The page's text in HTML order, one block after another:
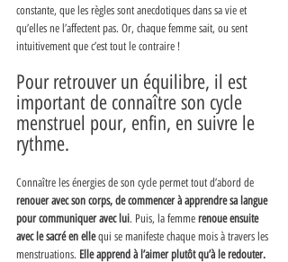
constante, que les règles sont anecdotiques dans sa vie et
qu’elles ne l’affectent pas. Or, chaque femme sait, ou sent
intuitivement que c’est tout le contraire !
Pour retrouver un équilibre, il est
important de connaître son cycle
menstruel pour, enfin, en suivre le
rythme.
Connaître les énergies de son cycle permet tout d’abord de
renouer avec son corps, de commencer à apprendre sa langue
pour communiquer avec lui. Puis, la femme renoue ensuite
avec le sacré en elle qui se manifeste chaque mois à travers les
menstruations. Elle apprend à l’aimer plutôt qu’à le redouter.